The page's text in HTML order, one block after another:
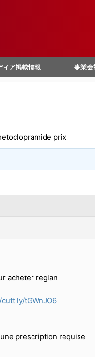
ィア掲載情報 事業会
prix
acheter reglan
tGWnJO6
prescription requise